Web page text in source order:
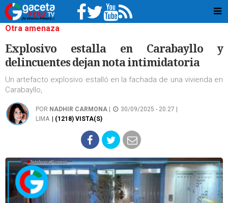
Otra amenaza
Explosivo estalla en Carabayllo y
delincuentes dejan nota intimidatoria
Un artefacto explosivo estalló en la fachada de una vivienda en
Carabayllo,
POR NADHIR CARMONA
30/09/2025 - 20:27 |
LIMA
| (1218) VISTA(S)